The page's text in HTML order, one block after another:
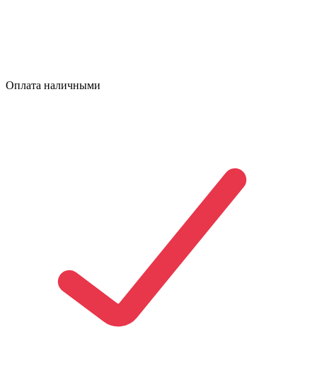
Оплата наличными